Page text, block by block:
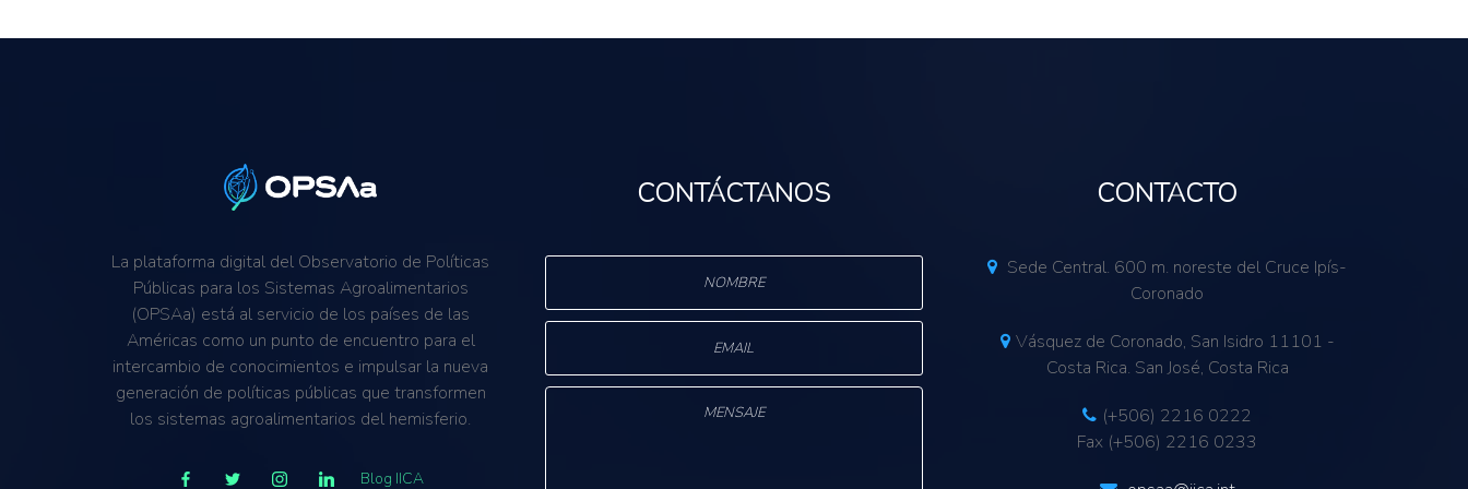
La plataforma digital del Observatorio de Políticas
Públicas para los Sistemas Agroalimentarios
(OPSAa) está al servicio de los países de las
Américas como un punto de encuentro para el
intercambio de conocimientos e impulsar la nueva
generación de políticas públicas que transformen
los sistemas agroalimentarios del hemisferio.
Blog IICA
CONTÁCTANOS CONTACTO
Sede Central. 600 m. noreste del Cruce Ipís-
Coronado
Vásquez de Coronado, San Isidro 11101 -
Costa Rica. San José, Costa Rica
(+506) 2216 0222
Fax (+506) 2216 0233